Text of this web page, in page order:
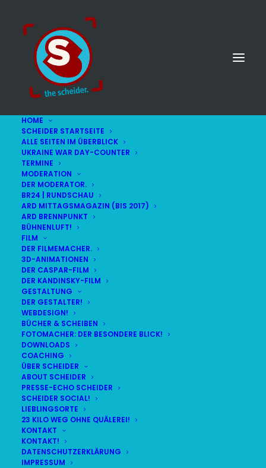
HOME
SCHEIDER STARTSEITE
ALLE SEITEN IM ÜBERBLICK
UKRAINE WAR DAY-COUNTER
TERMINE
MODERATION
DER MODERATOR.
BR24 | RUNDSCHAU
ARD MITTAGSMAGAZIN (BIS 2017)
ARD BRENNPUNKT
BÜHNENLUFT!
FILM
DER FILMEMACHER.
3D-ANIMATIONEN
DER CASPAR-FILM
DER KANDINSKY-FILM
GESTALTUNG
DER GESTALTER!
WEBDESIGN!
BÜCHER & SCHEIBEN
FOTOMACHER: DER BESONDERE BLICK!
DOWNLOADS
COACHING
ÜBER SCHEIDER
ABOUT SCHEIDER
PRESSE-ECHO SCHEIDER
SCHEIDER SOCIAL!
LIEBLINGSORTE
23 KILO WEG OHNE QUÄLEREI!
KONTAKT
KONTAKT!
DATENSCHUTZERKLÄRUNG
IMPRESSUM
Einweihung
DAS HIER HABE ICH GEFUNDEN: